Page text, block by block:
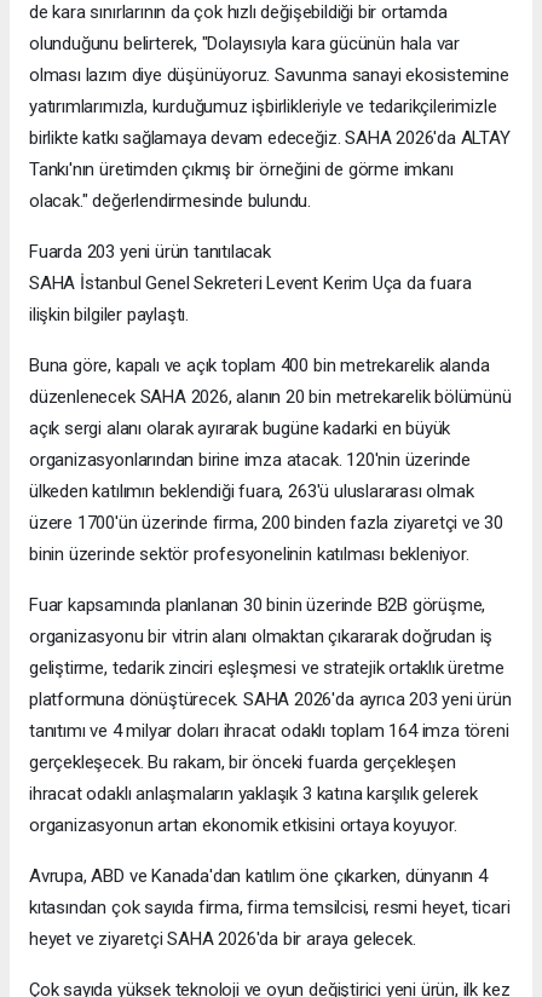
de kara sınırlarının da çok hızlı değişebildiği bir ortamda
olunduğunu belirterek, "Dolayısıyla kara gücünün hala var
olması lazım diye düşünüyoruz. Savunma sanayi ekosistemine
yatırımlarımızla, kurduğumuz işbirlikleriyle ve tedarikçilerimizle
birlikte katkı sağlamaya devam edeceğiz. SAHA 2026'da ALTAY
Tankı'nın üretimden çıkmış bir örneğini de görme imkanı
olacak." değerlendirmesinde bulundu.
Fuarda 203 yeni ürün tanıtılacak
SAHA İstanbul Genel Sekreteri Levent Kerim Uça da fuara
ilişkin bilgiler paylaştı.
Buna göre, kapalı ve açık toplam 400 bin metrekarelik alanda
düzenlenecek SAHA 2026, alanın 20 bin metrekarelik bölümünü
açık sergi alanı olarak ayırarak bugüne kadarki en büyük
organizasyonlarından birine imza atacak. 120'nin üzerinde
ülkeden katılımın beklendiği fuara, 263'ü uluslararası olmak
üzere 1700'ün üzerinde firma, 200 binden fazla ziyaretçi ve 30
binin üzerinde sektör profesyonelinin katılması bekleniyor.
Fuar kapsamında planlanan 30 binin üzerinde B2B görüşme,
organizasyonu bir vitrin alanı olmaktan çıkararak doğrudan iş
geliştirme, tedarik zinciri eşleşmesi ve stratejik ortaklık üretme
platformuna dönüştürecek. SAHA 2026'da ayrıca 203 yeni ürün
tanıtımı ve 4 milyar doları ihracat odaklı toplam 164 imza töreni
gerçekleşecek. Bu rakam, bir önceki fuarda gerçekleşen
ihracat odaklı anlaşmaların yaklaşık 3 katına karşılık gelerek
organizasyonun artan ekonomik etkisini ortaya koyuyor.
Avrupa, ABD ve Kanada'dan katılım öne çıkarken, dünyanın 4
kıtasından çok sayıda firma, firma temsilcisi, resmi heyet, ticari
heyet ve ziyaretçi SAHA 2026'da bir araya gelecek.
Çok sayıda yüksek teknoloji ve oyun değiştirici yeni ürün, ilk kez